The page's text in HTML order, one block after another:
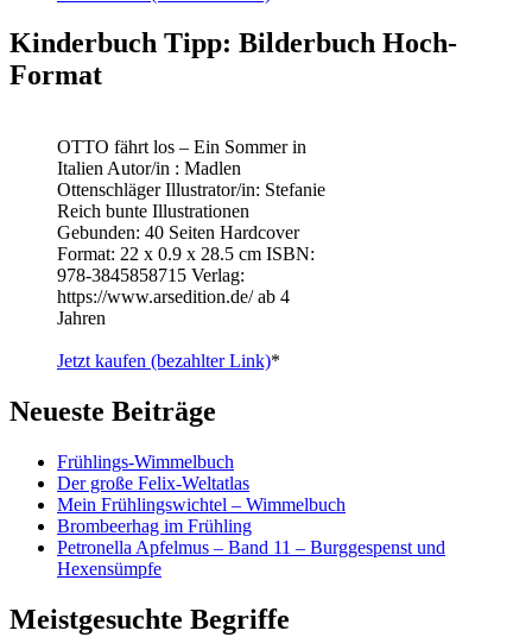
Kinderbuch Tipp: Bilderbuch Hoch-
Format
OTTO fährt los – Ein Sommer in
Italien Autor/in : Madlen
Ottenschläger Illustrator/in: Stefanie
Reich bunte Illustrationen
Gebunden: 40 Seiten Hardcover
Format: 22 x 0.9 x 28.5 cm ISBN: ‎
978-3845858715 Verlag:
https://www.arsedition.de/ ab 4
Jahren
Jetzt kaufen (bezahlter Link)*
Neueste Beiträge
Frühlings-Wimmelbuch
Der große Felix-Weltatlas
Mein Frühlingswichtel – Wimmelbuch
Brombeerhag im Frühling
Petronella Apfelmus – Band 11 – Burggespenst und
Hexensümpfe
Meistgesuchte Begriffe